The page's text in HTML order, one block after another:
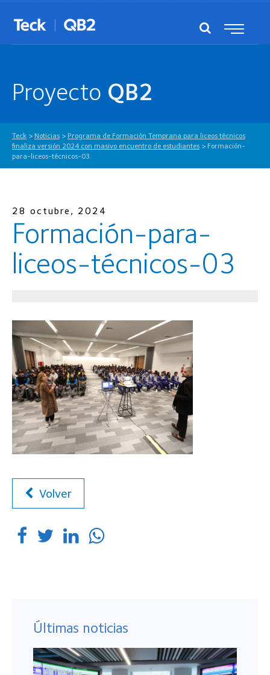
Proyecto QB2
Teck > Noticias > Programa de Formación Temprana para liceos técnicos
finaliza versión 2024 con masivo encuentro de estudiantes > Formación-
para-liceos-técnicos-03
28 octubre, 2024
Formación-para-
liceos-técnicos-03
Volver
Últimas noticias